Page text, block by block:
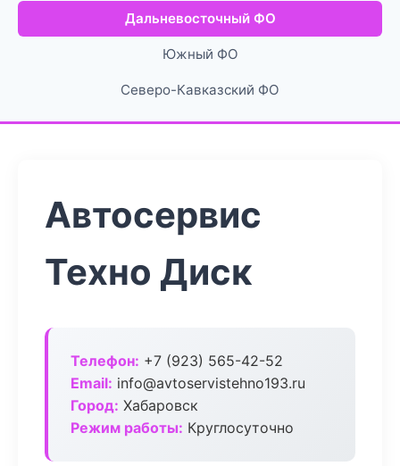
Дальневосточный ФО
Южный ФО
Северо-Кавказский ФО
Автосервис
Техно Диск
Телефон: +7 (923) 565-42-52
Email: info@avtoservistehno193.ru
Город: Хабаровск
Режим работы: Круглосуточно